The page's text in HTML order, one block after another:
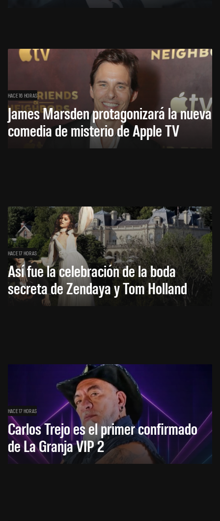
HACE 16 HORAS
James Marsden protagonizará la nueva
comedia de misterio de Apple TV
HACE 17 HORAS
Así fue la celebración de la boda
secreta de Zendaya y Tom Holland
HACE 17 HORAS
Carlos Trejo es el primer confirmado
de La Granja VIP 2